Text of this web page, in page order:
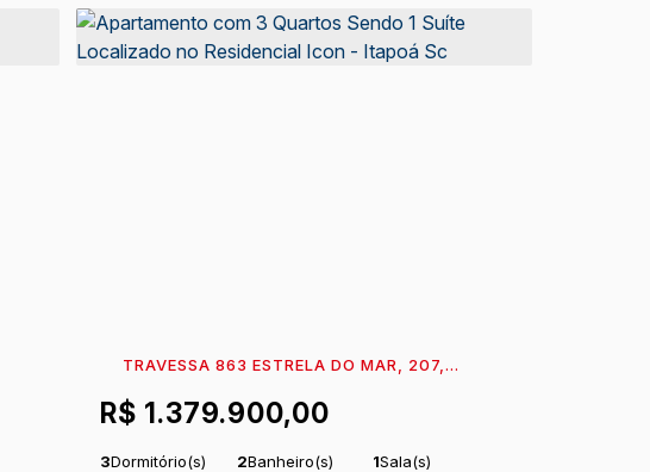
R$ 1.379.900,00
TRAVESSA 863 ESTRELA DO MAR, 207,
SANTA CATARINA, BRASIL
3Dormitório(s) 2Banheiro(s) 1Sala(s)